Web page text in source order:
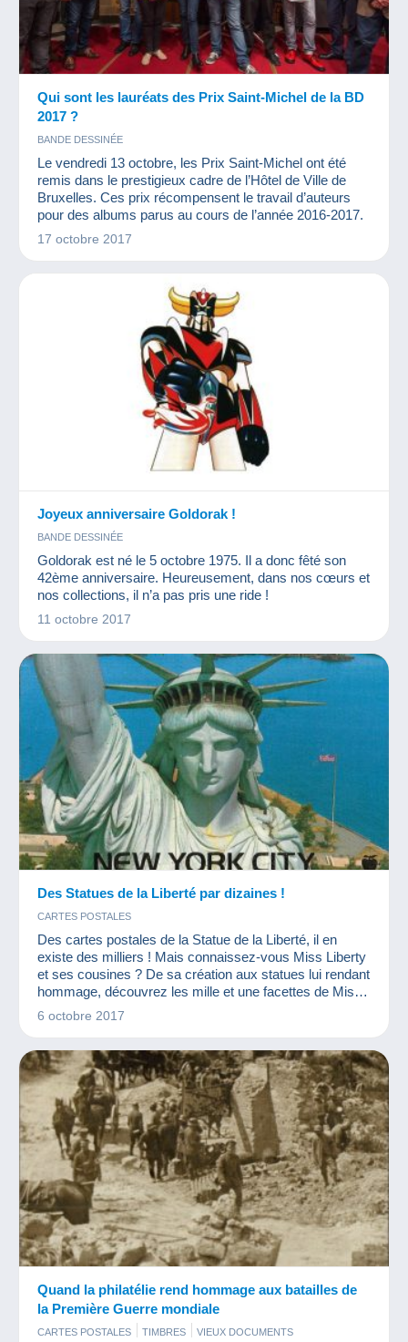
Qui sont les lauréats des Prix Saint-Michel de la BD
2017 ?
BANDE DESSINÉE
Le vendredi 13 octobre, les Prix Saint-Michel ont été
remis dans le prestigieux cadre de l’Hôtel de Ville de
Bruxelles. Ces prix récompensent le travail d’auteurs
pour des albums parus au cours de l’année 2016-2017.
17 octobre 2017
Joyeux anniversaire Goldorak !
BANDE DESSINÉE
Goldorak est né le 5 octobre 1975. Il a donc fêté son
42ème anniversaire. Heureusement, dans nos cœurs et
nos collections, il n’a pas pris une ride !
11 octobre 2017
Des Statues de la Liberté par dizaines !
CARTES POSTALES
Des cartes postales de la Statue de la Liberté, il en
existe des milliers ! Mais connaissez-vous Miss Liberty
et ses cousines ? De sa création aux statues lui rendant
hommage, découvrez les mille et une facettes de Miss
Liberty !
6 octobre 2017
Quand la philatélie rend hommage aux batailles de
la Première Guerre mondiale
CARTES POSTALES TIMBRES VIEUX DOCUMENTS